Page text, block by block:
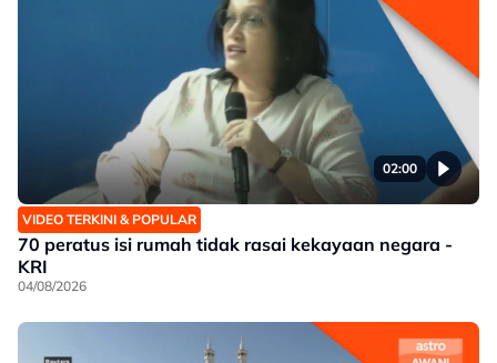
02:00
VIDEO TERKINI & POPULAR
70 peratus isi rumah tidak rasai kekayaan negara -
KRI
04/08/2026